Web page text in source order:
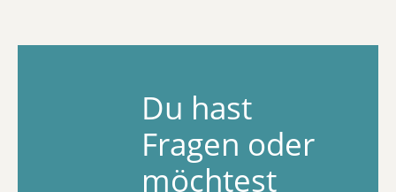
Du hast
Fragen oder
möchtest